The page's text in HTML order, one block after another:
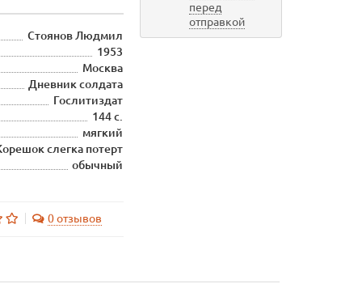
Стоянов Людмил
1953
Москва
Дневник солдата
Гослитиздат
144 с.
мягкий
слегка потерт
обычный
0 отзывов
перед
отправкой